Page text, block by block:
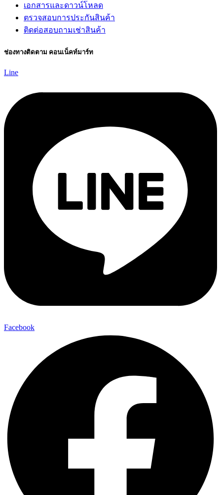
เอกสารและดาวน์โหลด
ตรวจสอบการประกันสินค้า
ติดต่อสอบถามเช่าสินค้า
ช่องทางติดตาม คอนเน็คท์มาร์ท
Line
Facebook